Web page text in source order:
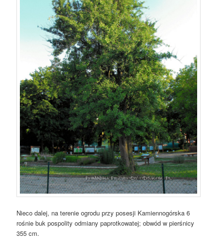
Nieco dalej, na terenie ogrodu przy posesji Kamiennogórska 6
rośnie buk pospolity odmiany paprotkowatej; obwód w pierśnicy
355 cm.